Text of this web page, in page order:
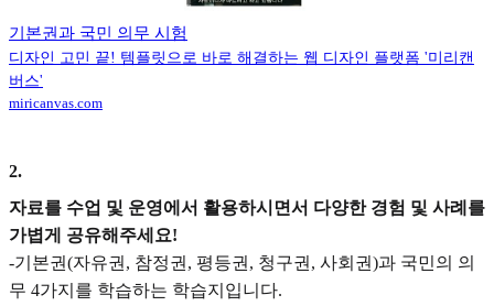
기본권과 국민 의무 시험
디자인 고민 끝! 템플릿으로 바로 해결하는 웹 디자인 플랫폼 '미리캔
버스'
miricanvas.com
2.
자료를 수업 및 운영에서 활용하시면서 다양한 경험 및 사례를
가볍게 공유해주세요!
-기본권(자유권, 참정권, 평등권, 청구권, 사회권)과 국민의 의
무 4가지를 학습하는 학습지입니다.